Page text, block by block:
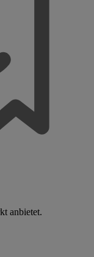
anbietet.